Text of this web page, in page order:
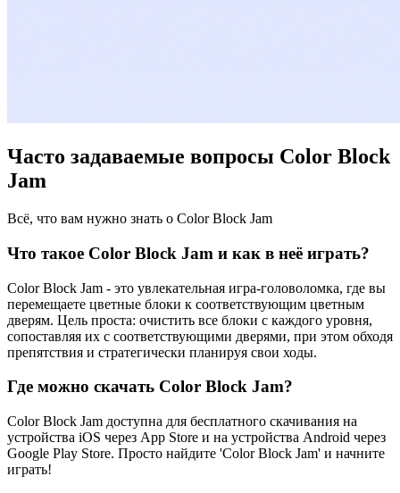
Часто задаваемые вопросы Color Block
Jam
Всё, что вам нужно знать о Color Block Jam
Что такое Color Block Jam и как в неё играть?
Color Block Jam - это увлекательная игра-головоломка, где вы
перемещаете цветные блоки к соответствующим цветным
дверям. Цель проста: очистить все блоки с каждого уровня,
сопоставляя их с соответствующими дверями, при этом обходя
препятствия и стратегически планируя свои ходы.
Где можно скачать Color Block Jam?
Color Block Jam доступна для бесплатного скачивания на
устройства iOS через App Store и на устройства Android через
Google Play Store. Просто найдите 'Color Block Jam' и начните
играть!